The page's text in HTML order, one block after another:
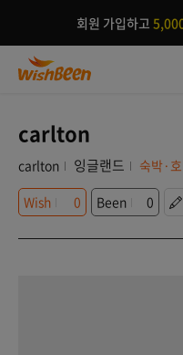
회원 가입하고
carlton
carlton 잉글랜드
숙박·
Wish
0 Been 0